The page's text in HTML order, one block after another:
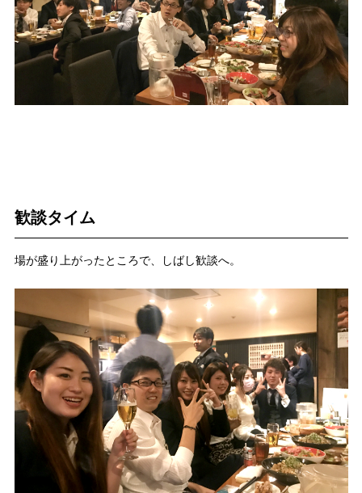
歓談タイム
場が盛り上がったところで、しばし歓談へ。